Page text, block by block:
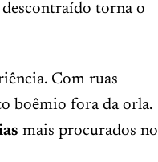
torna o
Com ruas
boêmio fora da orla.
mais procurados no